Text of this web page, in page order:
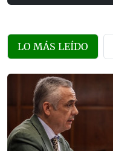
LO MÁS LEÍDO